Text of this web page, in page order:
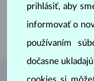
ŠÍRKA
VÁHA
prihlásiť, aby
informovať o
používaním
dočasne